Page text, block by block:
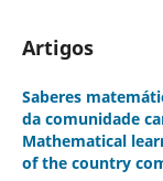
Artigos
Saberes
da comunidade
Mathematical
of the country